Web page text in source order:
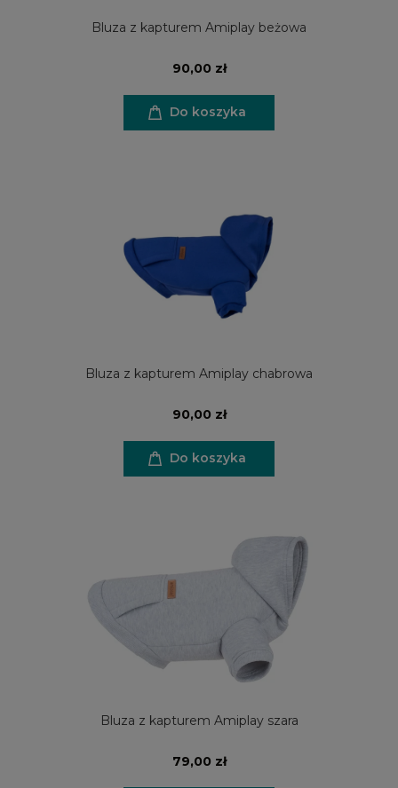
Bluza z kapturem Amiplay beżowa
90,00 zł
Do koszyka
Bluza z kapturem Amiplay chabrowa
90,00 zł
Do koszyka
Bluza z kapturem Amiplay szara
79,00 zł